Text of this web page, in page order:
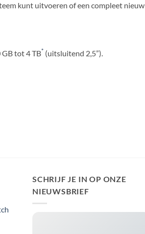
kunt uitvoeren of een compleet nieuw
GB tot 4 TB* (uitsluitend 2,5”).
SCHRIJF JE IN OP ONZE
NIEUWSBRIEF